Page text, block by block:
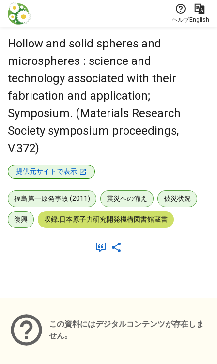
本文に飛ぶ
ヘルプEnglish
Hollow and solid spheres and
microspheres : science and
technology associated with their
fabrication and application;
Symposium. (Materials Research
Society symposium proceedings,
V.372)
提供元サイトで表示
福島第一原発事故 (2011) 震災への備え 被災状況
復興 収録:日本原子力研究開発機構図書館蔵書
この資料にはデジタルコンテンツが存在しま
せん。